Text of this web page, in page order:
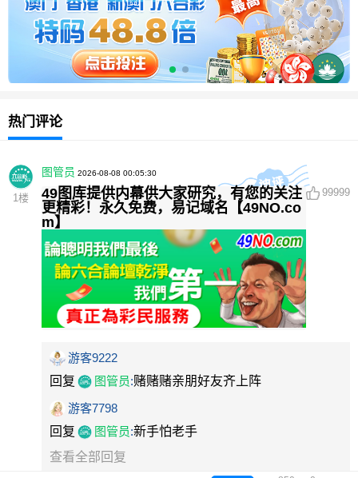
热门评论
1 楼
图管员 2026-08-08 00:05:30
49图库提供内幕供大家研究，有您的关注
更精彩！永久免费，易记域名【49NO.co
m】
99999
游客9222
回复
图管员:赌赌赌亲朋好友齐上阵
游客7798
回复
图管员:新手怕老手
查看全部回复